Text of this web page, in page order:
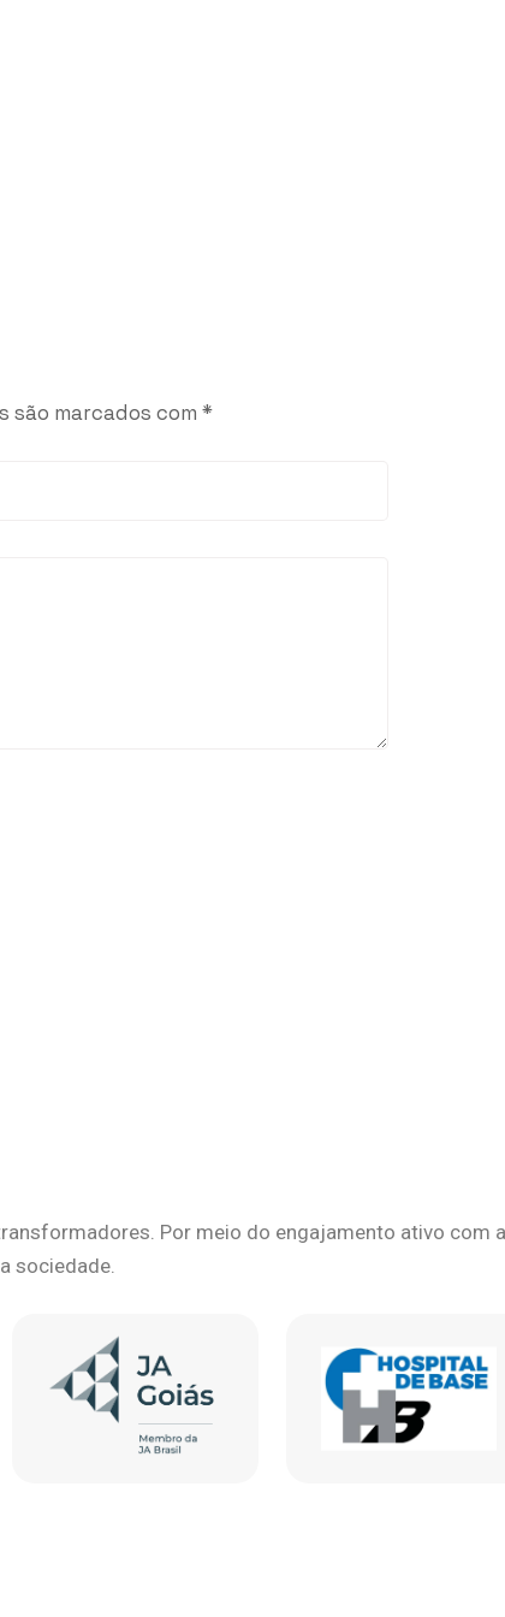
são marcados com *
Por meio do engajamento ativo com
sociedade.